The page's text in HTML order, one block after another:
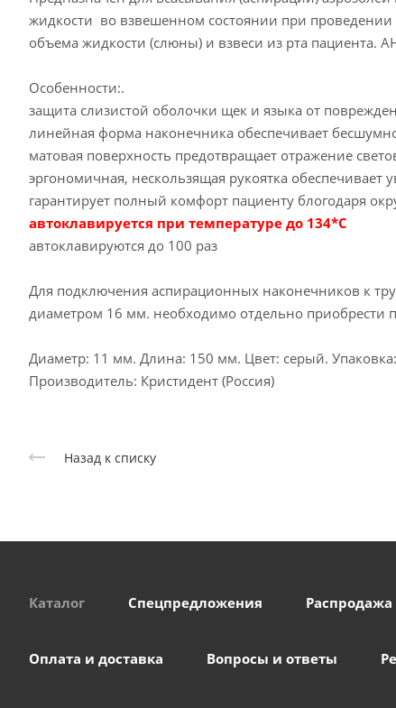
жидкости во взвешенном состоянии при проведении
объема жидкости (слюны) и взвеси из рта пациента.
Особенности:.
защита слизистой оболочки щек и языка от
линейная форма наконечника обеспечивает
матовая поверхность предотвращает отражение
эргономичная, нескользящая рукоятка обеспечивает
гарантирует полный комфорт пациенту блогодаря
автоклавируется при температуре до 134*С
автоклавируются до 100 раз
Для подключения аспирационных наконечников к
диаметром 16 мм. необходимо отдельно приобрести
Диаметр: 11 мм. Длина: 150 мм. Цвет: серый.
Производитель: Кристидент (Россия)
Назад к списку
Каталог Спецпредложения Распродажа
Оплата и доставка Вопросы и ответы